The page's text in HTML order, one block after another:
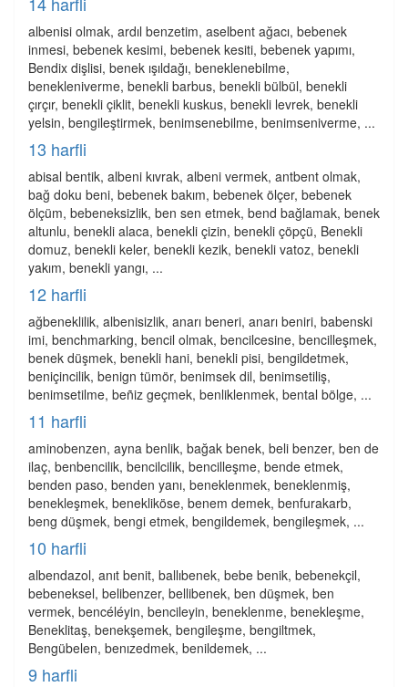
albenisi olmak, ardıl benzetim, aselbent ağacı, bebenek
inmesi, bebenek kesimi, bebenek kesiti, bebenek yapımı,
Bendix dişlisi, benek ışıldağı, beneklenebilme,
benekleniverme, benekli barbus, benekli bülbül, benekli
çırçır, benekli çiklit, benekli kuskus, benekli levrek, benekli
yelsin, bengileştirmek, benimsenebilme, benimseniverme, ...
13 harfli
abisal bentik, albeni kıvrak, albeni vermek, antbent olmak,
bağ doku beni, bebenek bakım, bebenek ölçer, bebenek
ölçüm, bebeneksizlik, ben sen etmek, bend bağlamak, benek
altunlu, benekli alaca, benekli çizin, benekli çöpçü, Benekli
domuz, benekli keler, benekli kezik, benekli vatoz, benekli
yakım, benekli yangı, ...
12 harfli
ağbeneklilik, albenisizlik, anarı beneri, anarı beniri, babenski
imi, benchmarking, bencil olmak, bencilcesine, bencilleşmek,
benek düşmek, benekli hani, benekli pisi, bengildetmek,
beniçincilik, benign tümör, benimsek dil, benimsetiliş,
benimsetilme, beñiz geçmek, benliklenmek, bental bölge, ...
11 harfli
aminobenzen, ayna benlik, bağak benek, beli benzer, ben de
ilaç, benbencilik, bencilcilik, bencilleşme, bende etmek,
benden paso, benden yanı, beneklenmek, beneklenmiş,
benekleşmek, benekliköse, benem demek, benfurakarb,
beng düşmek, bengi etmek, bengildemek, bengileşmek, ...
10 harfli
albendazol, anıt benit, ballıbenek, bebe benik, bebenekçil,
bebeneksel, belibenzer, bellibenek, ben düşmek, ben
vermek, bencéléyin, bencileyin, beneklenme, benekleşme,
Beneklitaş, benekşemek, bengileşme, bengiltmek,
Bengübelen, benızedmek, benildemek, ...
9 harfli